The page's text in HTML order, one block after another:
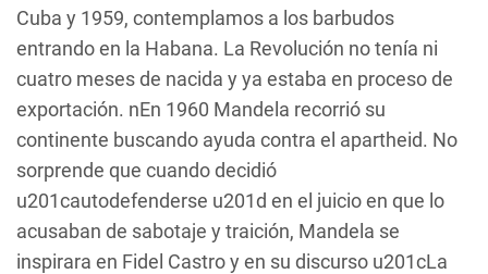
Cuba y 1959, contemplamos a los barbudos
entrando en la Habana. La Revolución no tenía ni
cuatro meses de nacida y ya estaba en proceso de
exportación. nEn 1960 Mandela recorrió su
continente buscando ayuda contra el apartheid. No
sorprende que cuando decidió
u201cautodefenderse u201d en el juicio en que lo
acusaban de sabotaje y traición, Mandela se
inspirara en Fidel Castro y en su discurso u201cLa